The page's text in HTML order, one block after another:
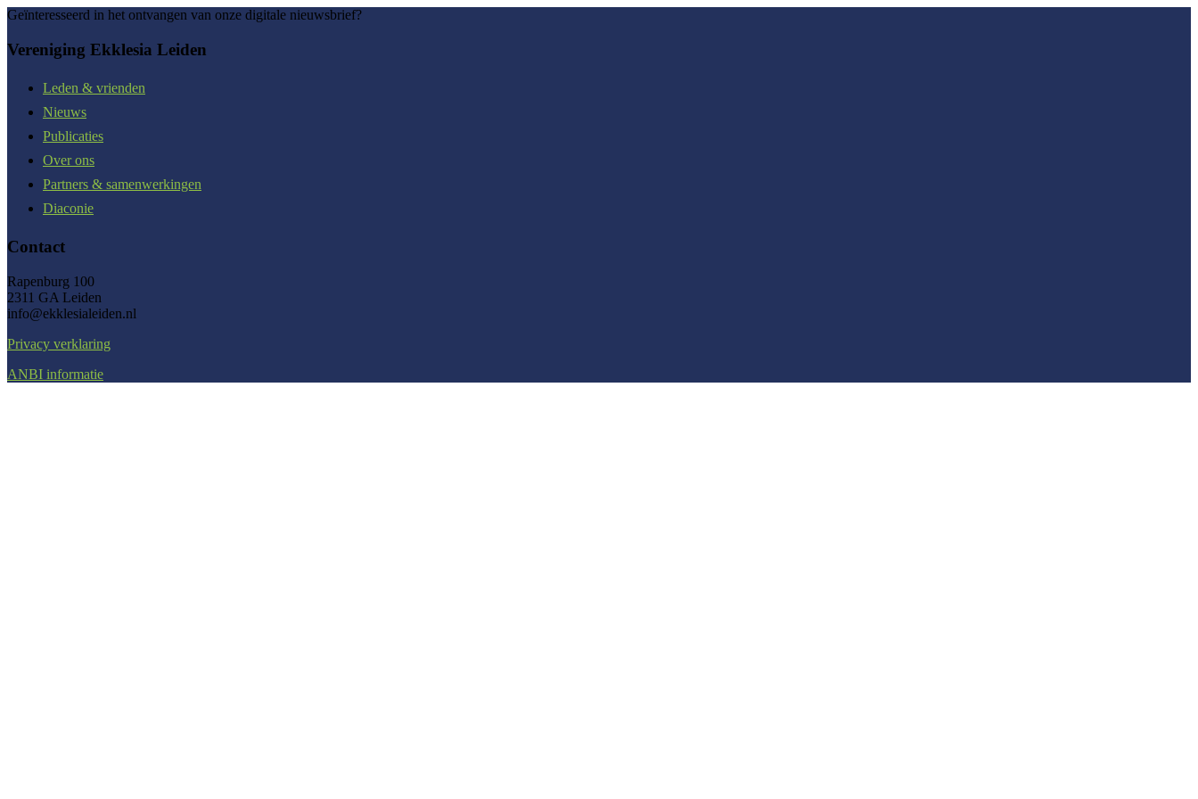
Geïnteresseerd in het ontvangen van onze digitale nieuwsbrief?
Vereniging Ekklesia Leiden
Leden & vrienden
Nieuws
Publicaties
Over ons
Partners & samenwerkingen
Diaconie
Contact
Rapenburg 100
2311 GA Leiden
info@ekklesialeiden.nl
Privacy verklaring
ANBI informatie